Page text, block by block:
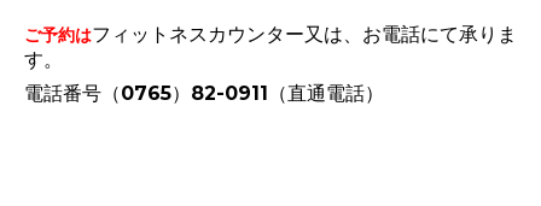
ご予約はフィットネスカウンター又は、お電話にて承りま
す。
電話番号（0765）82-0911（直通電話）